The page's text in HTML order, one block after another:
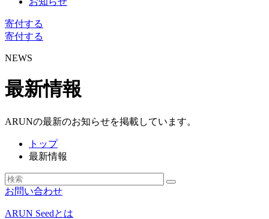
寄付する
寄付する
NEWS
最新情報
ARUNの最新のお知らせを掲載しています。
トップ
最新情報
お問い合わせ
ARUN Seedとは